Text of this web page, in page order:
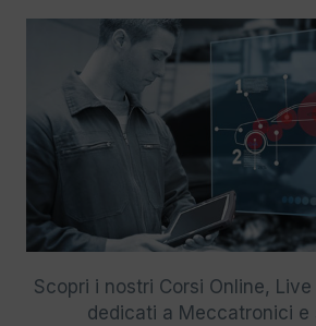
Scopri i nostri Corsi Online,
dedicati a Meccatronici e